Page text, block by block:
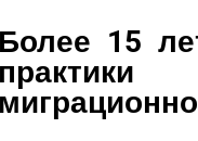
Более 15